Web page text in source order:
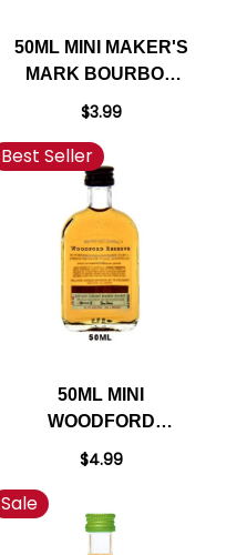
50ML MINI MAKER'S
MARK BOURBON
WHISKY
$3.99
Best Seller
50ML MINI
WOODFORD
RESERVE BOURBON
$4.99
Sale